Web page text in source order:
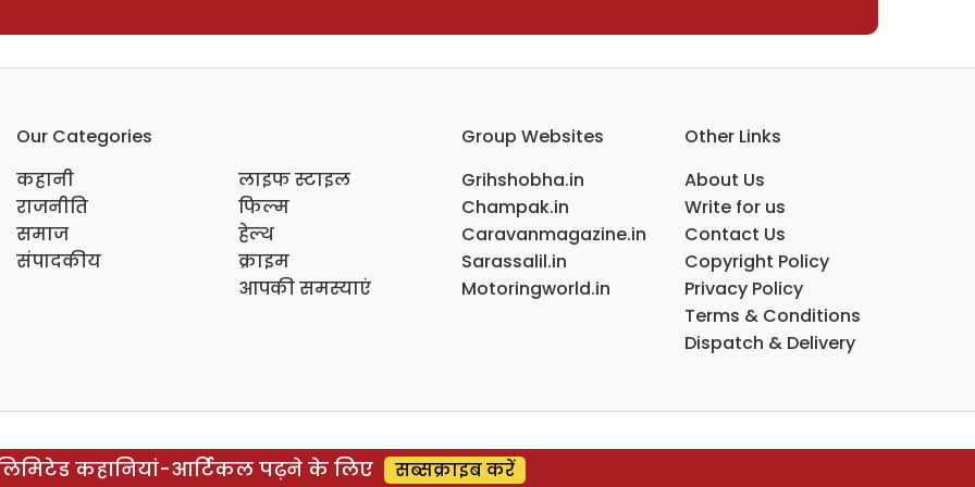
Our Categories
कहानी
राजनीति
समाज
संपादकीय
लाइफ स्टाइल
फिल्म
हेल्थ
क्राइम
आपकी समस्याएं
Group Websites
Grihshobha.in
Champak.in
Caravanmagazine.in
Sarassalil.in
Motoringworld.in
Other Links
About Us
Write for us
Contact Us
Copyright Policy
Privacy Policy
Terms & Conditions
Dispatch & Delivery
कहानियां-आर्टिकल पढ़ने के लिए सब्सक्राइब करें